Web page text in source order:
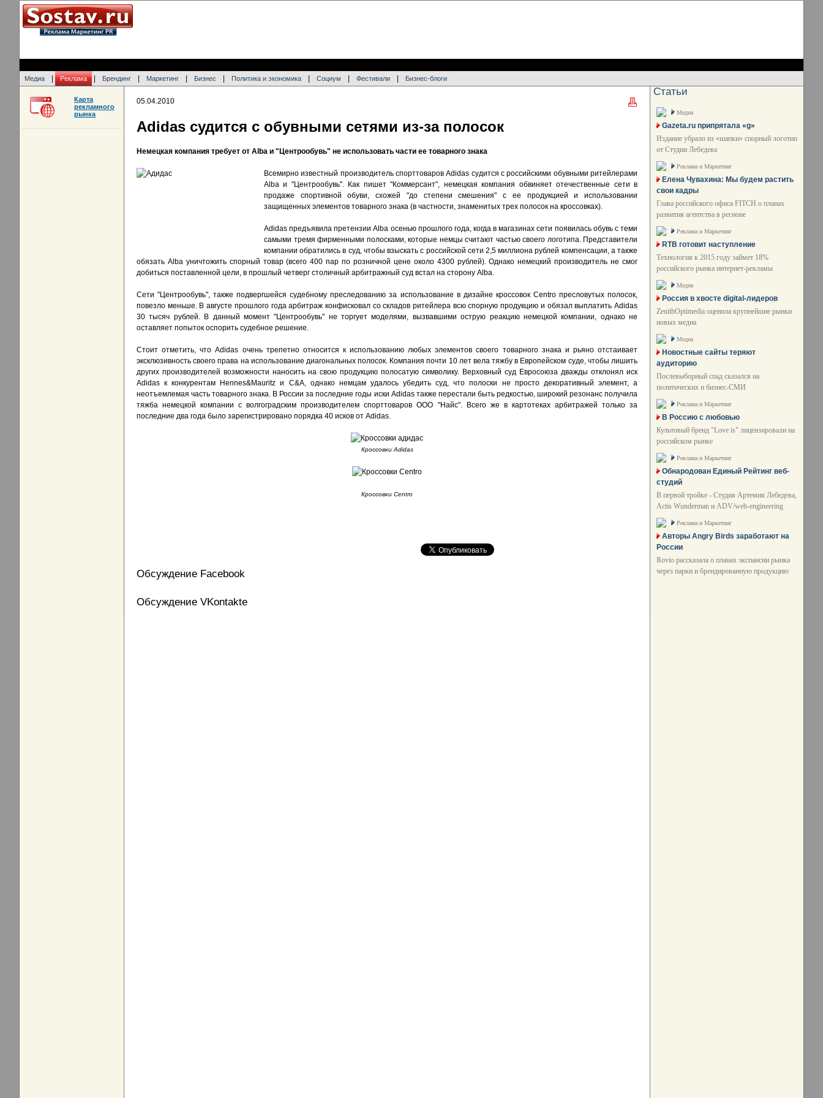
Медиа Реклама Брендинг Маркетинг Бизнес Политика и экономика Социум Фестивали Бизнес-блоги
05.04.2010
Adidas судится с обувными сетями из-за полосок
Немецкая компания требует от Alba и "Центрообувь" не использовать части ее товарного знака
Всемирно известный производитель спорттоваров Adidas судится с российскими обувными ритейлерами
Alba и "Центрообувь". Как пишет "Коммерсант", немецкая компания обвиняет отечественные сети в
продаже спортивной обуви, схожей "до степени смешения" с ее продукцией и использовании
защищенных элементов товарного знака (в частности, знаменитых трех полосок на кроссовках).
Adidas предъявила претензии Alba осенью прошлого года, когда в магазинах сети появилась обувь с теми
самыми тремя фирменными полосками, которые немцы считают частью своего логотипа. Представители
компании обратились в суд, чтобы взыскать с российской сети 2,5 миллиона рублей компенсации, а также
обязать Alba уничтожить спорный товар (всего 400 пар по розничной цене около 4300 рублей). Однако немецкий производитель не смог
добиться поставленной цели, в прошлый четверг столичный арбитражный суд встал на сторону Alba.
Сети "Центрообувь", также подвергшейся судебному преследованию за использование в дизайне кроссовок Centro пресловутых полосок,
повезло меньше. В августе прошлого года арбитраж конфисковал со складов ритейлера всю спорную продукцию и обязал выплатить Adidas
30 тысяч рублей. В данный момент "Центрообувь" не торгует моделями, вызвавшими острую реакцию немецкой компании, однако не
оставляет попыток оспорить судебное решение.
Стоит отметить, что Adidas очень трепетно относится к использованию любых элементов своего товарного знака и рьяно отстаивает
эксклюзивность своего права на использование диагональных полосок. Компания почти 10 лет вела тяжбу в Европейском суде, чтобы лишить
других производителей возможности наносить на свою продукцию полосатую символику. Верховный суд Евросоюза дважды отклонял иск
Adidas к конкурентам Hennes&Mauritz и C&A, однако немцам удалось убедить суд, что полоски не просто декоративный элемент, а
неотъемлемая часть товарного знака. В России за последние годы иски Adidas также перестали быть редкостью, широкий резонанс получила
тяжба немецкой компании с волгоградским производителем спорттоваров ООО "Найс". Всего же в картотеках арбитражей только за
последние два года было зарегистрировано порядка 40 исков от Adidas.
Кроссовки Adidas
Кроссовки Centro
Обсуждение Facebook
Обсуждение VKontakte
Карта
рекламного
рынка
Статьи
Медиа
Gazeta.ru припрятала «g»
Издание убрало из «шапки» спорный логотип
от Студии Лебедева
Реклама и Маркетинг
Елена Чувахина: Мы будем растить
свои кадры
Глава российского офиса FITCH о планах
развития агентства в регионе
Реклама и Маркетинг
RTB готовит наступление
Технология к 2015 году займет 18%
российского рынка интернет-рекламы
Медиа
Россия в хвосте digital-лидеров
ZenithOptimedia оценила крупнейшие рынки
новых медиа
Медиа
Новостные сайты теряют
аудиторию
Послевыборный спад сказался на
политических и бизнес-СМИ
Реклама и Маркетинг
В Россию с любовью
Культовый бренд "Love is" лицензировали на
российском рынке
Реклама и Маркетинг
Обнародован Единый Рейтинг веб-
студий
В первой тройке - Студия Артемия Лебедева,
Actis Wunderman и ADV/web-engineering
Реклама и Маркетинг
Авторы Angry Birds заработают на
России
Rovio рассказала о планах экспансии рынка
через парки и брендированную продукцию